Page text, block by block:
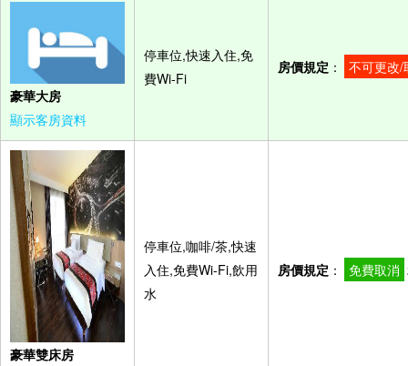
豪華大房
顯示客房資料
停車位,快速入住,免
費Wi-Fi
房價規定 ： 不可更改/
豪華雙床房
停車位,咖啡/茶,快速
入住,免費Wi-Fi,飲用
水
房價規定 ： 免費取消